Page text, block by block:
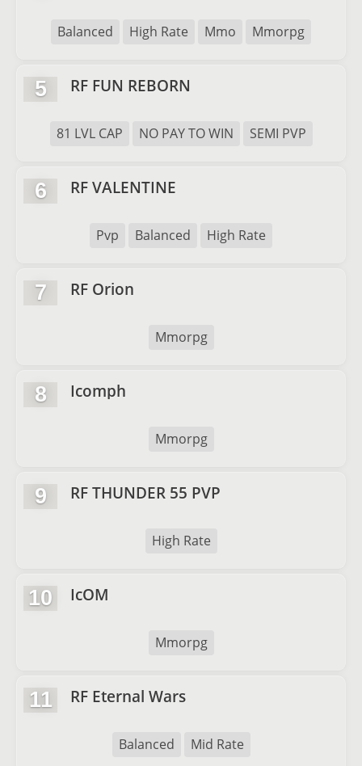
Balanced High Rate Mmo Mmorpg
5 RF FUN REBORN
81 LVL CAP NO PAY TO WIN SEMI PVP
6 RF VALENTINE
Pvp Balanced High Rate
7 RF Orion
Mmorpg
8 Icomph
Mmorpg
9 RF THUNDER 55 PVP
High Rate
10 IcOM
Mmorpg
11 RF Eternal Wars
Balanced Mid Rate